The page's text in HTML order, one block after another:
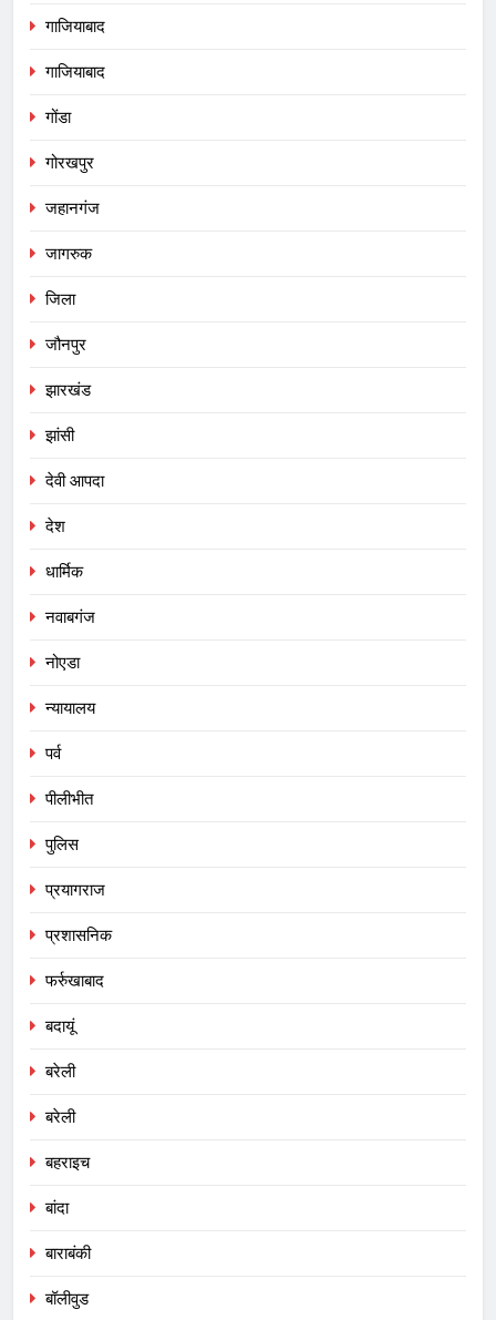
गाजियाबाद
गाजियाबाद
गोंडा
गोरखपुर
जहानगंज
जागरुक
जिला
जौनपुर
झारखंड
झांसी
देवी आपदा
देश
धार्मिक
नवाबगंज
नोएडा
न्यायालय
पर्व
पीलीभीत
पुलिस
प्रयागराज
प्रशासनिक
फर्रुखाबाद
बदायूं
बरेली
बरेली
बहराइच
बांदा
बाराबंकी
बॉलीवुड